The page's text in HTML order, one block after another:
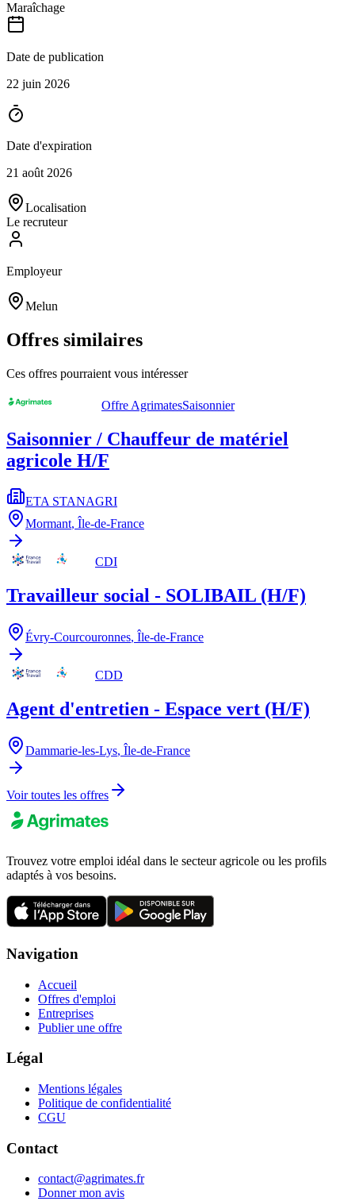
Maraîchage
Date de publication
22 juin 2026
Date d'expiration
21 août 2026
Localisation
Le recruteur
Employeur
Melun
Offres similaires
Ces offres pourraient vous intéresser
Offre AgrimatesSaisonnier
Saisonnier / Chauffeur de matériel
agricole H/F
ETA STANAGRI
Mormant, Île-de-France
CDI
Travailleur social - SOLIBAIL (H/F)
Évry-Courcouronnes, Île-de-France
CDD
Agent d'entretien - Espace vert (H/F)
Dammarie-les-Lys, Île-de-France
Voir toutes les offres
Trouvez votre emploi idéal dans le secteur agricole ou les profils
adaptés à vos besoins.
Navigation
Accueil
Offres d'emploi
Entreprises
Publier une offre
Légal
Mentions légales
Politique de confidentialité
CGU
Contact
contact@agrimates.fr
Donner mon avis